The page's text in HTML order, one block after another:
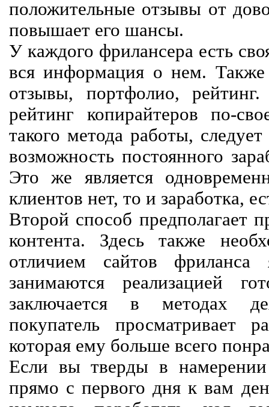
положительные отзывы от
повышает его шансы.
У каждого фрилансера есть
вся информация о нем. Также
отзывы, портфолио,
рейтинг копирайтеров по-
такого метода работы,
возможность постоянного
Это же является
клиентов нет, то и заработка,
Второй способ предполагает
контента. Здесь также
отличием сайтов
занимаются реализацией
заключается в методах
покупатель просматривает
которая ему больше всего
Если вы тверды в
прямо с первого дня к вам